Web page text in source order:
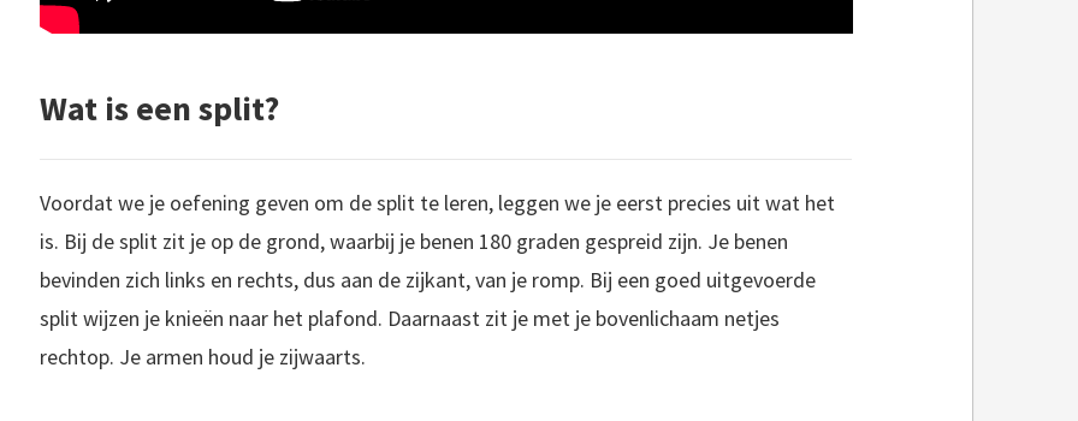
Wat is een split?
Voordat we je oefening geven om de split te leren, leggen we je eerst precies uit wat het
is. Bij de split zit je op de grond, waarbij je benen 180 graden gespreid zijn. Je benen
bevinden zich links en rechts, dus aan de zijkant, van je romp. Bij een goed uitgevoerde
split wijzen je knieën naar het plafond. Daarnaast zit je met je bovenlichaam netjes
rechtop. Je armen houd je zijwaarts.